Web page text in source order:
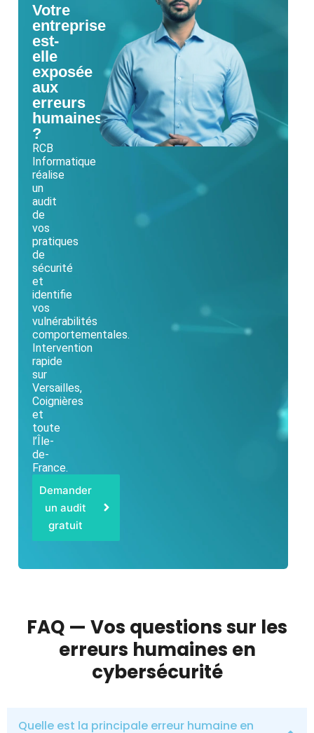
Votre
entreprise
est-
elle
exposée
aux
erreurs
humaines
?
RCB
Informatique
réalise
un
audit
de
vos
pratiques
de
sécurité
et
identifie
vos
vulnérabilités
comportementales.
Intervention
rapide
sur
Versailles,
Coignières
et
toute
l’Île-
de-
France.
Demander
un audit
gratuit
FAQ — Vos questions sur les
erreurs humaines en
cybersécurité
Quelle est la principale erreur humaine en